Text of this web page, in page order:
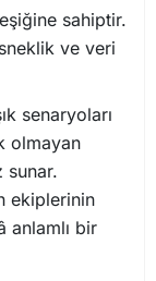
sahiptir.
ve veri
senaryoları
olmayan
sunar.
ekiplerinin
anlamlı bir